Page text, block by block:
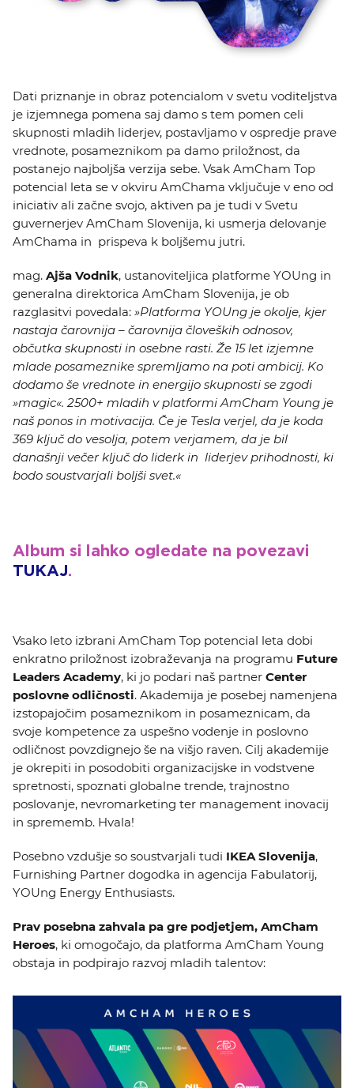
Dati priznanje in obraz potencialom v svetu voditeljstva
je izjemnega pomena saj damo s tem pomen celi
skupnosti mladih liderjev, postavljamo v ospredje prave
vrednote, posameznikom pa damo priložnost, da
postanejo najboljša verzija sebe. Vsak AmCham Top
potencial leta se v okviru AmChama vključuje v eno od
iniciativ ali začne svojo, aktiven pa je tudi v Svetu
guvernerjev AmCham Slovenija, ki usmerja delovanje
AmChama in prispeva k boljšemu jutri.
mag. Ajša Vodnik, ustanoviteljica platforme YOUng in
generalna direktorica AmCham Slovenija, je ob
razglasitvi povedala: »Platforma YOUng je okolje, kjer
nastaja čarovnija – čarovnija človeških odnosov,
občutka skupnosti in osebne rasti. Že 15 let izjemne
mlade posameznike spremljamo na poti ambicij. Ko
dodamo še vrednote in energijo skupnosti se zgodi
»magic«. 2500+ mladih v platformi AmCham Young je
naš ponos in motivacija. Če je Tesla verjel, da je koda
369 ključ do vesolja, potem verjamem, da je bil
današnji večer ključ do liderk in liderjev prihodnosti, ki
bodo soustvarjali boljši svet.«
Album si lahko ogledate na povezavi
TUKAJ.
Vsako leto izbrani AmCham Top potencial leta dobi
enkratno priložnost izobraževanja na programu Future
Leaders Academy, ki jo podari naš partner Center
poslovne odličnosti. Akademija je posebej namenjena
izstopajočim posameznikom in posameznicam, da
svoje kompetence za uspešno vodenje in poslovno
odličnost povzdignejo še na višjo raven. Cilj akademije
je okrepiti in posodobiti organizacijske in vodstvene
spretnosti, spoznati globalne trende, trajnostno
poslovanje, nevromarketing ter management inovacij
in sprememb. Hvala!
Posebno vzdušje so soustvarjali tudi IKEA Slovenija,
Furnishing Partner dogodka in agencija Fabulatorij,
YOUng Energy Enthusiasts.
Prav posebna zahvala pa gre podjetjem, AmCham
Heroes, ki omogočajo, da platforma AmCham Young
obstaja in podpirajo razvoj mladih talentov: